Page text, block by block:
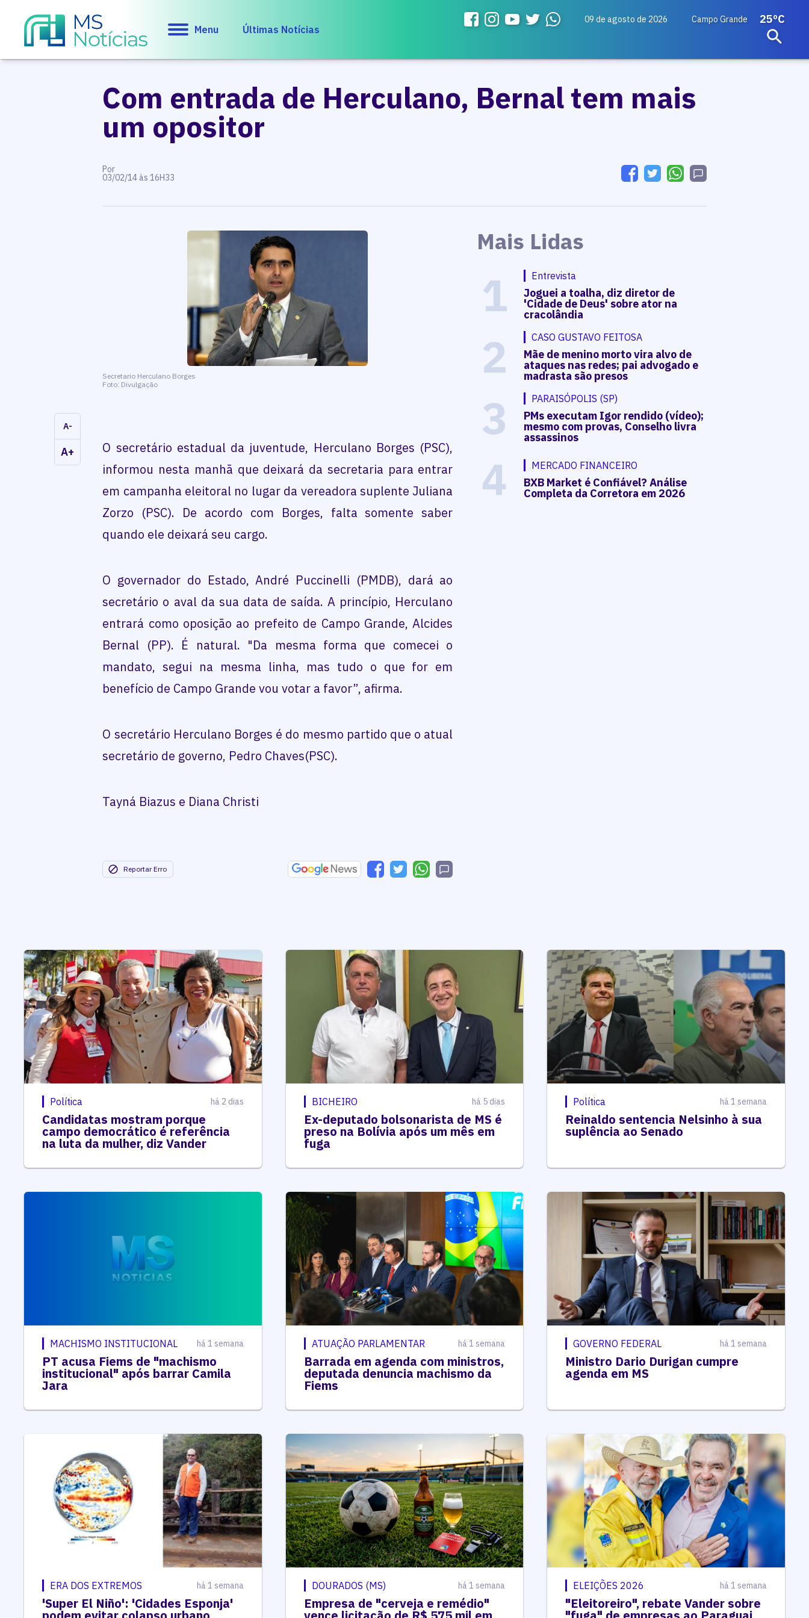
Menu Últimas Notícias
09 de agosto de 2026 Campo Grande 25ºC
Com entrada de Herculano, Bernal tem mais
um opositor
Por
03/02/14 às 16H33
Secretario Herculano Borges
Foto: Divulgação
A-
A+
O secretário estadual da juventude, Herculano Borges (PSC),
informou nesta manhã que deixará da secretaria para entrar
em campanha eleitoral no lugar da vereadora suplente Juliana
Zorzo (PSC). De acordo com Borges, falta somente saber
quando ele deixará seu cargo.
O governador do Estado, André Puccinelli (PMDB), dará ao
secretário o aval da sua data de saída. A princípio, Herculano
entrará como oposição ao prefeito de Campo Grande, Alcides
Bernal (PP). É natural. "Da mesma forma que comecei o
mandato, segui na mesma linha, mas tudo o que for em
benefício de Campo Grande vou votar a favor”, afirma.
O secretário Herculano Borges é do mesmo partido que o atual
secretário de governo, Pedro Chaves(PSC).
Tayná Biazus e Diana Christi
Reportar Erro
Mais Lidas
1 Entrevista
Joguei a toalha, diz diretor de
'Cidade de Deus' sobre ator na
cracolândia
2 CASO GUSTAVO FEITOSA
Mãe de menino morto vira alvo de
ataques nas redes; pai advogado e
madrasta são presos
3 PARAISÓPOLIS (SP)
PMs executam Igor rendido (vídeo);
mesmo com provas, Conselho livra
assassinos
4 MERCADO FINANCEIRO
BXB Market é Confiável? Análise
Completa da Corretora em 2026
Política há 2 dias
Candidatas mostram porque
campo democrático é referência
na luta da mulher, diz Vander
BICHEIRO há 5 dias
Ex-deputado bolsonarista de MS é
preso na Bolívia após um mês em
fuga
Política há 1 semana
Reinaldo sentencia Nelsinho à sua
suplência ao Senado
MACHISMO INSTITUCIONAL há 1 semana
PT acusa Fiems de "machismo
institucional" após barrar Camila
Jara
ATUAÇÃO PARLAMENTAR há 1 semana
Barrada em agenda com ministros,
deputada denuncia machismo da
Fiems
GOVERNO FEDERAL há 1 semana
Ministro Dario Durigan cumpre
agenda em MS
ERA DOS EXTREMOS há 1 semana
'Super El Niño': 'Cidades Esponja'
DOURADOS (MS) há 1 semana
Empresa de "cerveja e remédio"
ELEIÇÕES 2026 há 1 semana
"Eleitoreiro", rebate Vander sobre